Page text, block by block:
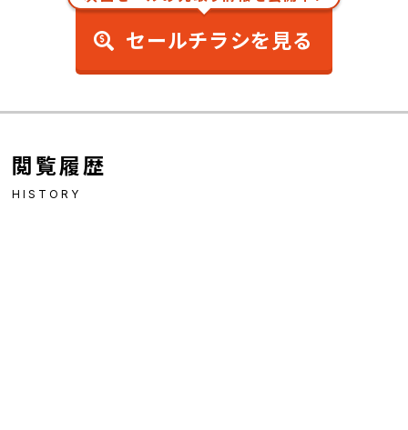
セールチラシを見る
閲覧履歴
HISTORY